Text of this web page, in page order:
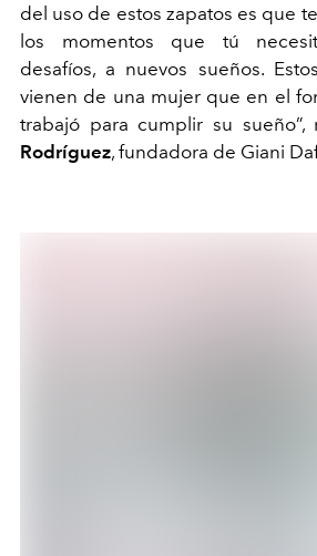
del uso de estos zapatos es que
los momentos que tú
desafíos, a nuevos sueños.
vienen de una mujer que en el
trabajó para cumplir su sueño”,
Rodríguez, fundadora de Giani